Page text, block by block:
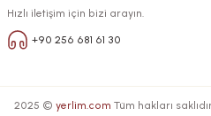
Hızlı iletişim için bizi arayın.
+90 256 681 61 30
2025 © yerlim.com Tüm hakları